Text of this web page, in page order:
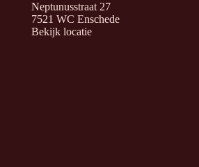
Neptunusstraat 27
7521 WC Enschede
Bekijk locatie